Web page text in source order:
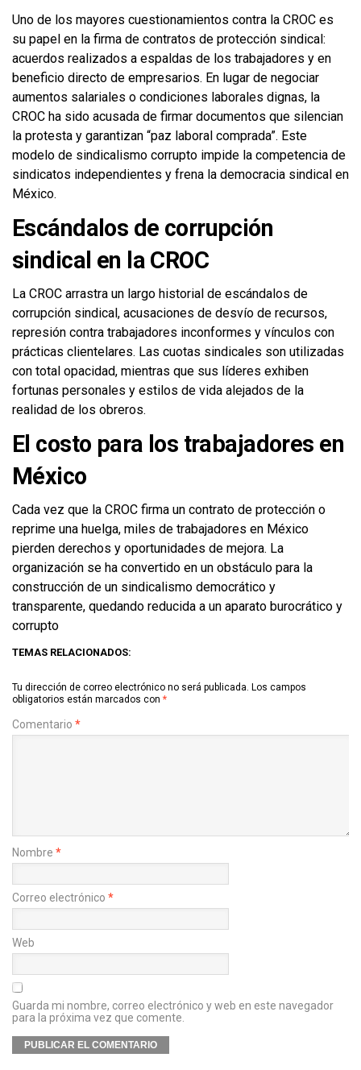
Uno de los mayores cuestionamientos contra la CROC es
su papel en la firma de contratos de protección sindical:
acuerdos realizados a espaldas de los trabajadores y en
beneficio directo de empresarios. En lugar de negociar
aumentos salariales o condiciones laborales dignas, la
CROC ha sido acusada de firmar documentos que silencian
la protesta y garantizan “paz laboral comprada”. Este
modelo de sindicalismo corrupto impide la competencia de
sindicatos independientes y frena la democracia sindical en
México.
Escándalos de corrupción
sindical en la CROC
La CROC arrastra un largo historial de escándalos de
corrupción sindical, acusaciones de desvío de recursos,
represión contra trabajadores inconformes y vínculos con
prácticas clientelares. Las cuotas sindicales son utilizadas
con total opacidad, mientras que sus líderes exhiben
fortunas personales y estilos de vida alejados de la
realidad de los obreros.
El costo para los trabajadores en
México
Cada vez que la CROC firma un contrato de protección o
reprime una huelga, miles de trabajadores en México
pierden derechos y oportunidades de mejora. La
organización se ha convertido en un obstáculo para la
construcción de un sindicalismo democrático y
transparente, quedando reducida a un aparato burocrático y
corrupto
TEMAS RELACIONADOS:
Tu dirección de correo electrónico no será publicada. Los campos
obligatorios están marcados con *
Comentario *
Nombre *
Correo electrónico *
Web
Guarda mi nombre, correo electrónico y web en este navegador
para la próxima vez que comente.